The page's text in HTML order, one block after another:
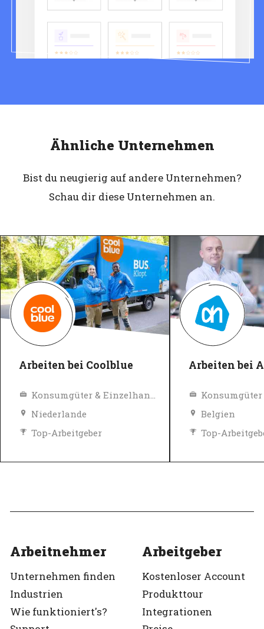
Ähnliche Unternehmen
Bist du neugierig auf andere Unternehmen?
Schau dir diese Unternehmen an.
Arbeiten bei Coolblue
Niederlande
Top-Arbeitgeber
Arbeiten bei
Belgien
Top-
Arbeitnehmer
Unternehmen finden
Industrien
Wie funktioniert's?
Arbeitgeber
Kostenloser Account
Produkttour
Integrationen